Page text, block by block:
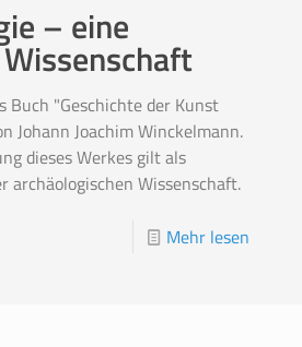
– eine
Buch "Geschichte der Kunst
Johann Joachim Winckelmann.
dieses Werkes gilt als
archäologischen Wissenschaft.
Mehr lesen